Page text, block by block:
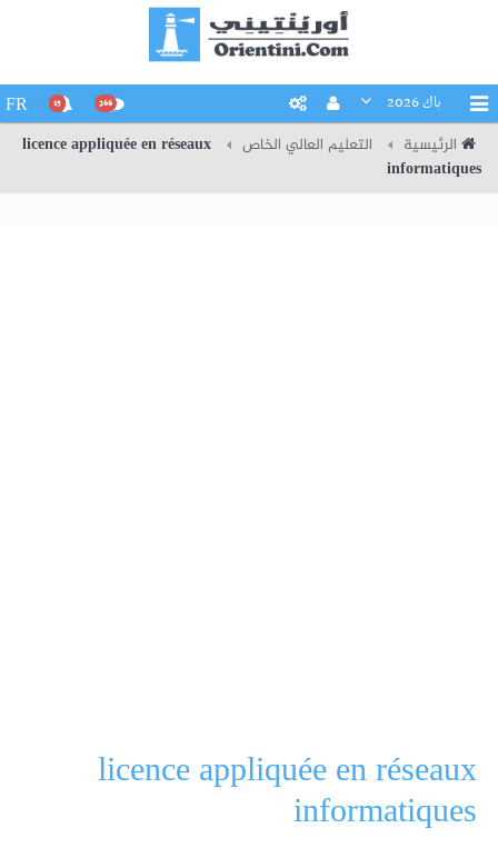
باك 2026 266
15
FR
الرئيسية التعليم العالي الخاص
licence appliquée en réseaux
informatiques
licence appliquée en réseaux
informatiques